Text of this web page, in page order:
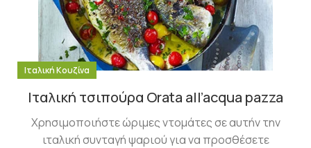
Ιταλική Κουζίνα
Ιταλική τσιπούρα Orata all’acqua pazza
Χρησιμοποιήστε ώριμες ντομάτες σε αυτήν την
ιταλική συνταγή ψαριού για να προσθέσετε